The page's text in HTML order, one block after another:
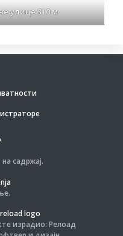
улице 310 м
садржај.
израдио: Релоад